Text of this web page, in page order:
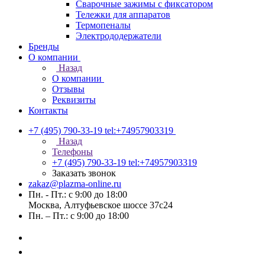
Сварочные зажимы с фиксатором
Тележки для аппаратов
Термопеналы
Электрододержатели
Бренды
О компании
Назад
О компании
Отзывы
Реквизиты
Контакты
+7 (495) 790-33-19 tel:+74957903319
Назад
Телефоны
+7 (495) 790-33-19 tel:+74957903319
Заказать звонок
zakaz@plazma-online.ru
Пн. - Пт.: с 9:00 до 18:00
Москва, Алтуфьевское шоссе 37с24
Пн. – Пт.: с 9:00 до 18:00